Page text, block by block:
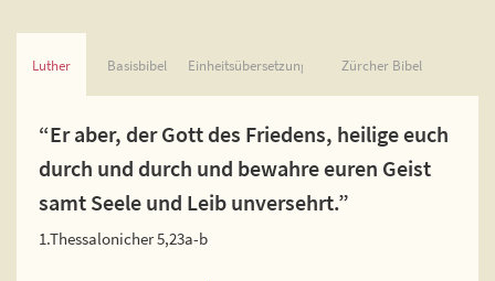
Luther Basisbibel Einheitsübersetzung Zürcher Bibel
“Er aber, der Gott des Friedens, heilige euch
durch und durch und bewahre euren Geist
samt Seele und Leib unversehrt.”
1.Thessalonicher 5,23a-b